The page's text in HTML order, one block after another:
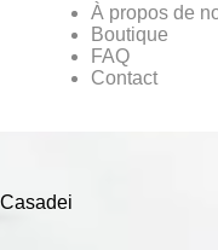
Casadei
À propos de
Boutique
FAQ
Contact